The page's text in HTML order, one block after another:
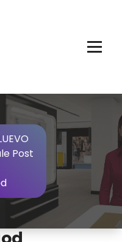
Post